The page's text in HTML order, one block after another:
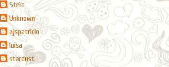
Steïn
Unknown
ajspatricio
luisa
stardust